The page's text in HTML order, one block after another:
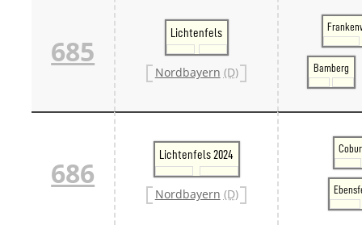
685
Lichtenfels
Nordbayern (D) Bamberg
686
Lichtenfels 2024
Nordbayern (D)